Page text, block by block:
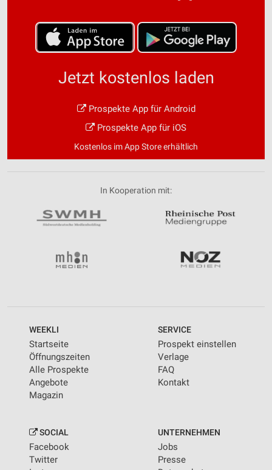
Jetzt kostenlos laden
Prospekte App für Android
Prospekte App für iOS
Kostenlos im App Store erhältlich
In Kooperation mit:
WEEKLI
Startseite
Öffnungszeiten
Alle Prospekte
Angebote
Magazin
SERVICE
Prospekt einstellen
Verlage
FAQ
Kontakt
SOCIAL
Facebook
Twitter
UNTERNEHMEN
Jobs
Presse